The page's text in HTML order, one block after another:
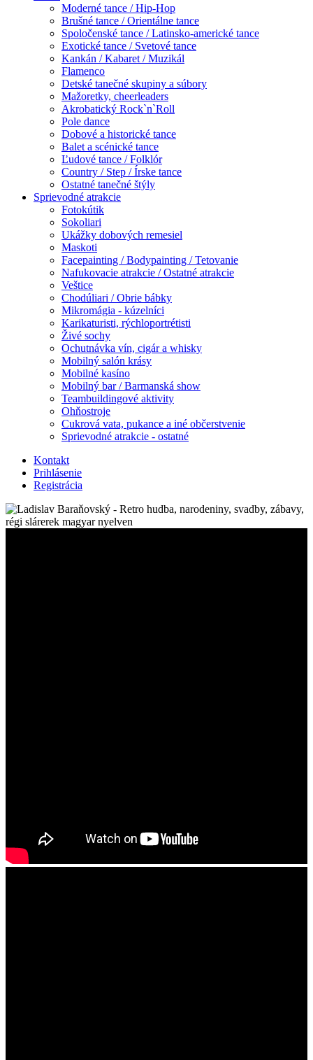
Moderné tance / Hip-Hop
Brušné tance / Orientálne tance
Spoločenské tance / Latinsko-americké tance
Exotické tance / Svetové tance
Kankán / Kabaret / Muzikál
Flamenco
Detské tanečné skupiny a súbory
Mažoretky, cheerleaders
Akrobatický Rock`n`Roll
Pole dance
Dobové a historické tance
Balet a scénické tance
Ľudové tance / Folklór
Country / Step / Írske tance
Ostatné tanečné štýly
Sprievodné atrakcie
Fotokútik
Sokoliari
Ukážky dobových remesiel
Maskoti
Facepainting / Bodypainting / Tetovanie
Nafukovacie atrakcie / Ostatné atrakcie
Veštice
Chodúliari / Obrie bábky
Mikromágia - kúzelníci
Karikaturisti, rýchloportrétisti
Živé sochy
Ochutnávka vín, cigár a whisky
Mobilný salón krásy
Mobilné kasíno
Mobilný bar / Barmanská show
Teambuildingové aktivity
Ohňostroje
Cukrová vata, pukance a iné občerstvenie
Sprievodné atrakcie - ostatné
Kontakt
Prihlásenie
Registrácia